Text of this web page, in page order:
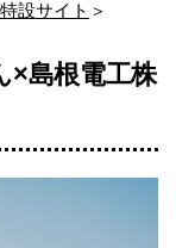
設サイト ＞
×島根電工株